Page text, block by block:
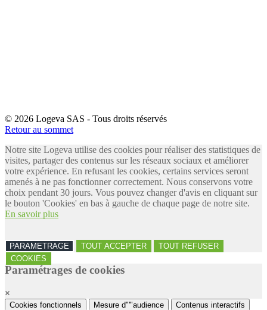
© 2026 Logeva SAS - Tous droits réservés
Retour au sommet
Notre site Logeva utilise des cookies pour réaliser des statistiques de
visites, partager des contenus sur les réseaux sociaux et améliorer
votre expérience. En refusant les cookies, certains services seront
amenés à ne pas fonctionner correctement. Nous conservons votre
choix pendant 30 jours. Vous pouvez changer d'avis en cliquant sur
le bouton 'Cookies' en bas à gauche de chaque page de notre site.
En savoir plus
PARAMETRAGE TOUT ACCEPTER
TOUT REFUSER
COOKIES
Paramétrages de cookies
×
Cookies fonctionnels Mesure d"'"audience
Contenus interactifs